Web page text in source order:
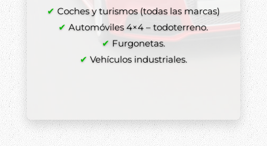
✔ Coches y turismos (todas las marcas)
✔ Automóviles 4×4 – todoterreno.
✔ Furgonetas.
✔ Vehículos industriales.